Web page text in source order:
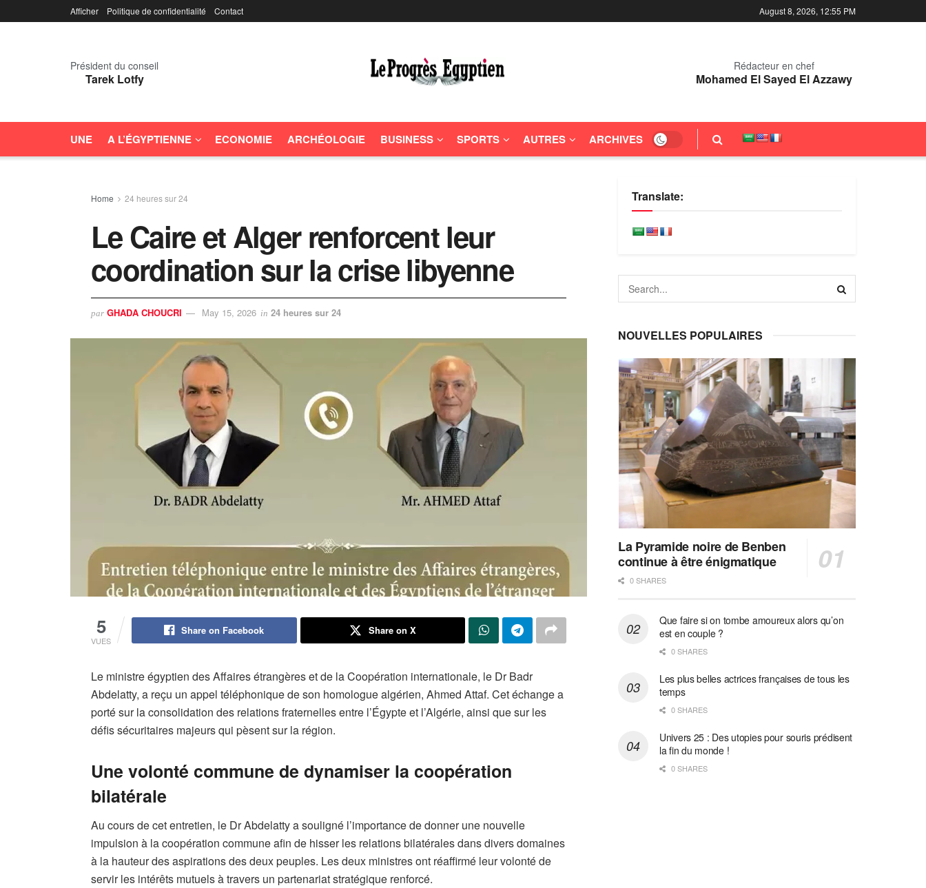
Afficher Politique de confidentialité Contact August 8, 2026, 12:55 PM
Président du conseil
Tarek Lotfy
Rédacteur en chef
Mohamed El Sayed El Azzawy
UNE A L’ÉGYPTIENNE ECONOMIE ARCHÉOLOGIE BUSINESS SPORTS AUTRES ARCHIVES
Home 24 heures sur 24
Le Caire et Alger renforcent leur
coordination sur la crise libyenne
par GHADA CHOUCRI May 15, 2026 in 24 heures sur 24
5
VUES
Share on Facebook Share on X
Le ministre égyptien des Affaires étrangères et de la Coopération internationale, le Dr Badr
Abdelatty, a reçu un appel téléphonique de son homologue algérien, Ahmed Attaf. Cet échange a
porté sur la consolidation des relations fraternelles entre l’Égypte et l’Algérie, ainsi que sur les
défis sécuritaires majeurs qui pèsent sur la région.
Une volonté commune de dynamiser la coopération
bilatérale
Au cours de cet entretien, le Dr Abdelatty a souligné l’importance de donner une nouvelle
impulsion à la coopération commune afin de hisser les relations bilatérales dans divers domaines
à la hauteur des aspirations des deux peuples. Les deux ministres ont réaffirmé leur volonté de
servir les intérêts mutuels à travers un partenariat stratégique renforcé.
Translate:
NOUVELLES POPULAIRES
La Pyramide noire de Benben
continue à être énigmatique
0 SHARES
Que faire si on tombe amoureux alors qu’on
est en couple ?
0 SHARES
Les plus belles actrices françaises de tous les
temps
0 SHARES
Univers 25 : Des utopies pour souris prédisent
la fin du monde !
0 SHARES